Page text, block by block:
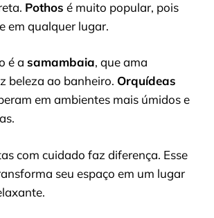
Pothos é muito popular, pois
em qualquer lugar.
é a samambaia, que ama
beleza ao banheiro. Orquídeas
em ambientes mais úmidos e
com cuidado faz diferença. Esse
seu espaço em um lugar